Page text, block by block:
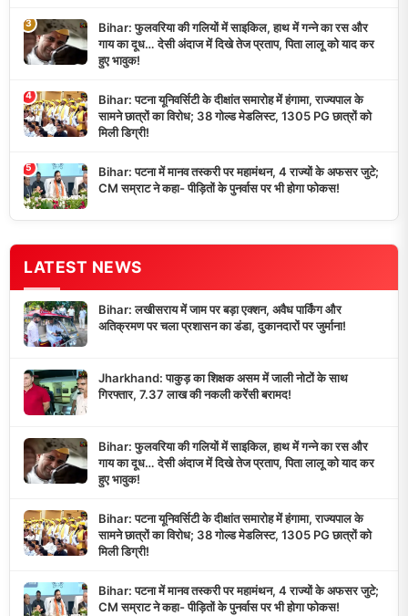
3
Bihar: फुलवरिया की गलियों में साइकिल, हाथ में गन्ने का रस और
गाय का दूध… देसी अंदाज में दिखे तेज प्रताप, पिता लालू को याद कर
हुए भावुक!
4
Bihar: पटना यूनिवर्सिटी के दीक्षांत समारोह में हंगामा, राज्यपाल के
सामने छात्रों का विरोध; 38 गोल्ड मेडलिस्ट, 1305 PG छात्रों को
मिली डिग्री!
5
Bihar: पटना में मानव तस्करी पर महामंथन, 4 राज्यों के अफसर जुटे;
CM सम्राट ने कहा- पीड़ितों के पुनर्वास पर भी होगा फोकस!
LATEST NEWS
Bihar: लखीसराय में जाम पर बड़ा एक्शन, अवैध पार्किंग और
अतिक्रमण पर चला प्रशासन का डंडा, दुकानदारों पर जुर्माना!
Jharkhand: पाकुड़ का शिक्षक असम में जाली नोटों के साथ
गिरफ्तार, 7.37 लाख की नकली करेंसी बरामद!
Bihar: फुलवरिया की गलियों में साइकिल, हाथ में गन्ने का रस और
गाय का दूध… देसी अंदाज में दिखे तेज प्रताप, पिता लालू को याद कर
हुए भावुक!
Bihar: पटना यूनिवर्सिटी के दीक्षांत समारोह में हंगामा, राज्यपाल के
सामने छात्रों का विरोध; 38 गोल्ड मेडलिस्ट, 1305 PG छात्रों को
मिली डिग्री!
Bihar: पटना में मानव तस्करी पर महामंथन, 4 राज्यों के अफसर जुटे;
CM सम्राट ने कहा- पीड़ितों के पुनर्वास पर भी होगा फोकस!